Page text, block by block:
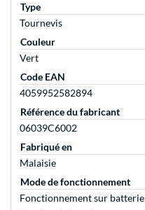
Type
Tournevis
Couleur
Vert
Code EAN
4059952582894
Référence du fabricant
06039C6002
Fabriqué en
Malaisie
Mode de fonctionnement
Fonctionnement sur batterie